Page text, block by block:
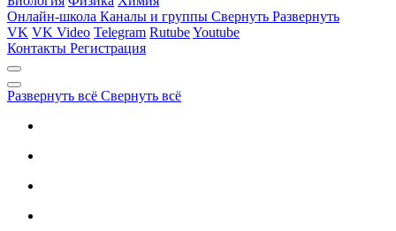
Онлайн-школа Каналы и группы Свернуть Развернуть
VK VK Video Telegram RutubeYoutube
Контакты Регистрация
Развернуть всё Свернуть всё